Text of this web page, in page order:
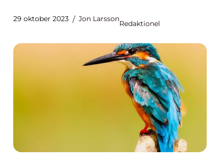
29 oktober 2023 Jon Larsson
Redaktionel